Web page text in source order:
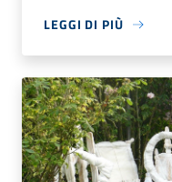
LEGGI DI PIÙ